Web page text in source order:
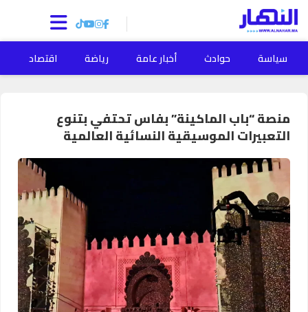
سياسة حوادث أخبار عامة رياضة اقتصاد
منصة “باب الماكينة” بفاس تحتفي بتنوع
التعبيرات الموسيقية النسائية العالمية